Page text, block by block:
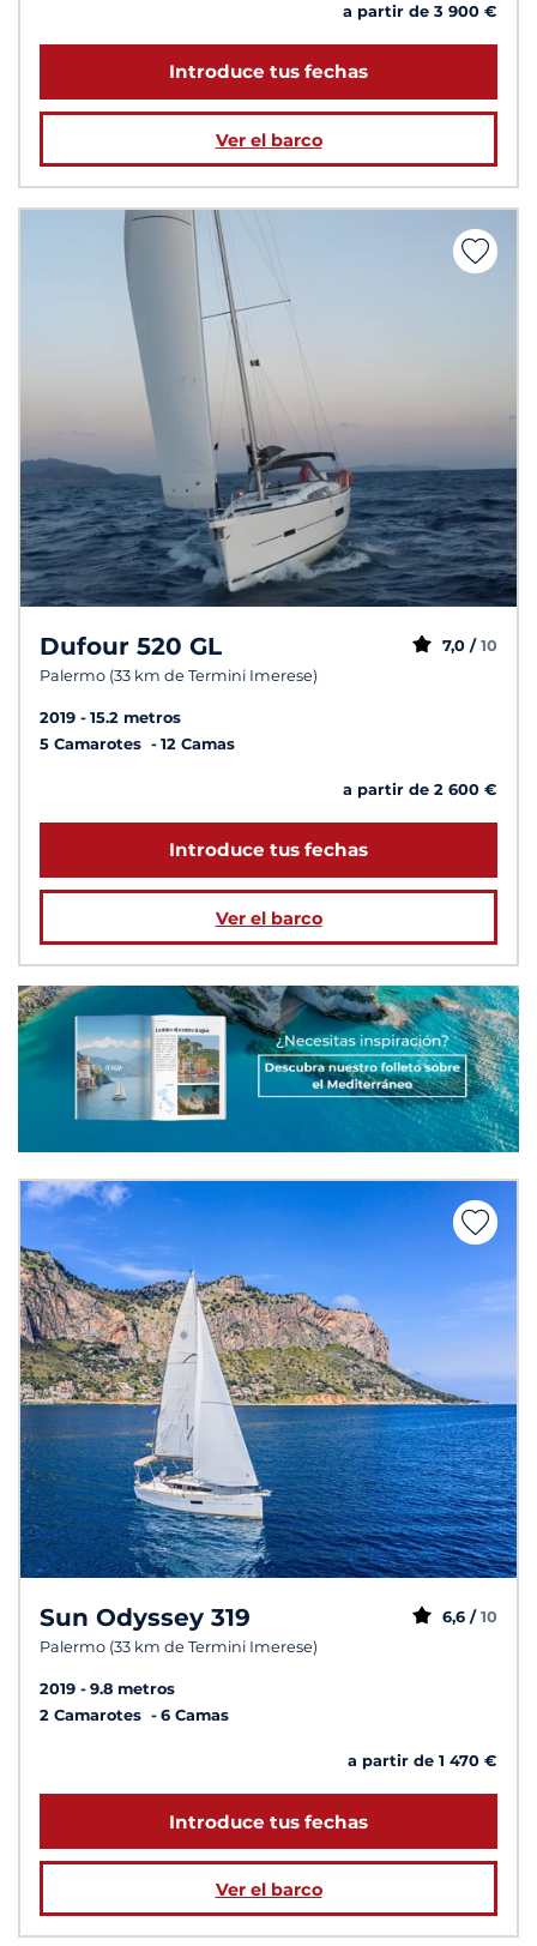
a partir de 3 900 €
Introduce tus fechas
Ver el barco
Dufour 520 GL
Palermo (33 km de Termini Imerese)
7,0 / 10
2019
15.2 metros
5 Camarotes
12 Camas
a partir de 2 600 €
Introduce tus fechas
Ver el barco
Sun Odyssey 319
Palermo (33 km de Termini Imerese)
6,6 / 10
2019
9.8 metros
2 Camarotes
6 Camas
a partir de 1 470 €
Introduce tus fechas
Ver el barco